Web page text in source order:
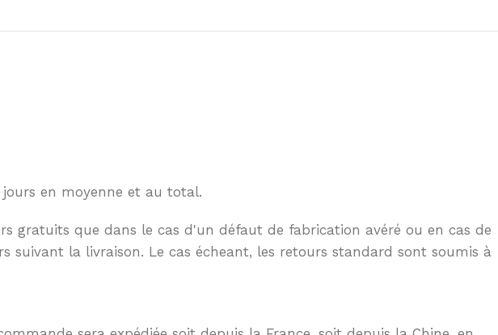
en moyenne et au total.
gratuits que dans le cas d'un défaut de fabrication avéré ou en cas de
la livraison. Le cas écheant, les retours standard sont soumis à